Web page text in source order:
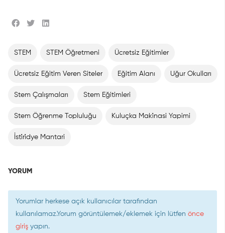
STEM STEM Öğretmeni Ücretsiz Eğitimler
Ücretsiz Eğitim Veren Siteler Eğitim Alanı Uğur Okulları
Stem Çalışmaları Stem Eğitimleri
Stem Öğrenme Topluluğu Kuluçka Maki̇nasi Yapimi
İsti̇ri̇dye Mantari
YORUM
Yorumlar herkese açık kullanıcılar tarafından
kullanılamaz.Yorum görüntülemek/eklemek için lütfen önce
giriş yapın.